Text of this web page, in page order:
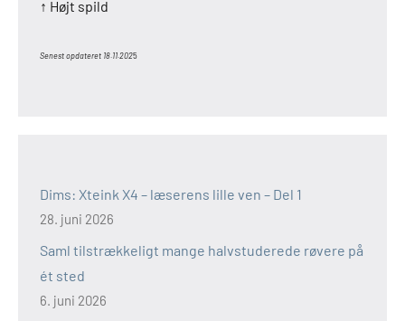
↑ Højt spild
Senest opdateret 18.11.2025
Dims: Xteink X4 – læserens lille ven – Del 1
28. juni 2026
Saml tilstrækkeligt mange halvstuderede røvere på
ét sted
6. juni 2026